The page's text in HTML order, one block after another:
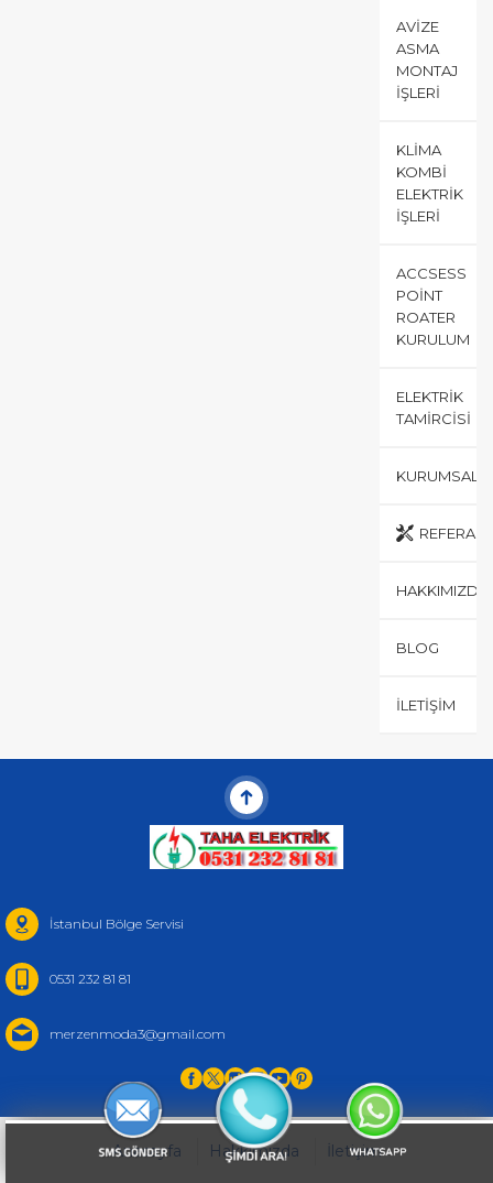
AVIZE
ASMA
MONTAJ
İŞLERI
KLIMA
KOMBI
ELEKTRIK
İŞLERI
ACCSESS
POINT
ROATER
KURULUM
ELEKTRIK
TAMIRCISI
KURUMSAL
HAKKIMIZDA
BLOG
İLETIŞIM
İstanbul Bölge Servisi
0531 232 81 81
merzenmoda3@gmail.com
Anasayfa Hakkımızda İletişim